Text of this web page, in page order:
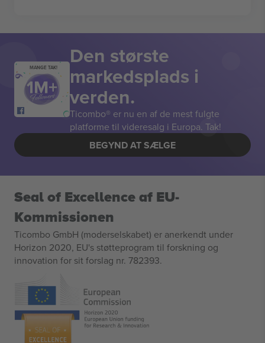
MANGE TAK! Den største
markedsplads i
verden.
Ticombo® er nu en af de mest fulgte
platforme til videresalg i Europa. Tak!
BEGYND AT SÆLGE
Seal of Excellence af EU-
Kommissionen
Ticombo GmbH (moderselskabet) er anerkendt under
Horizon 2020, EU's støtteprogram til forskning og
innovation for sit forslag nr. 782393.